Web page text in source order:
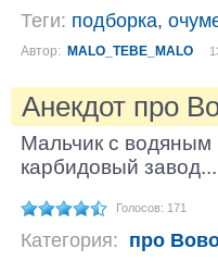
Теги: подборка,
Автор: MALO_TEBE_MALO
Анекдот про
Мальчик с водяным
карбидовый завод...
Голосов: 171
Категория: про